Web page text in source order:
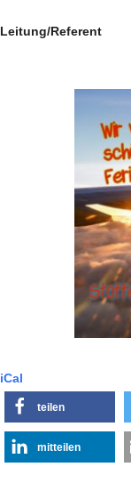
Leitung/Referent
iCal
teilen
mitteilen